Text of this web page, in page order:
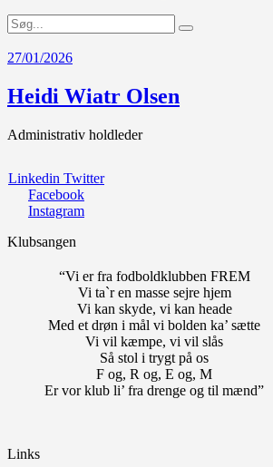
27/01/2026
Heidi Wiatr Olsen
Administrativ holdleder
Linkedin Twitter
Facebook
Instagram
Klubsangen
“Vi er fra fodboldklubben FREM
Vi ta`r en masse sejre hjem
Vi kan skyde, vi kan heade
Med et drøn i mål vi bolden ka’ sætte
Vi vil kæmpe, vi vil slås
Så stol i trygt på os
F og, R og, E og, M
Er vor klub li’ fra drenge og til mænd”
Links